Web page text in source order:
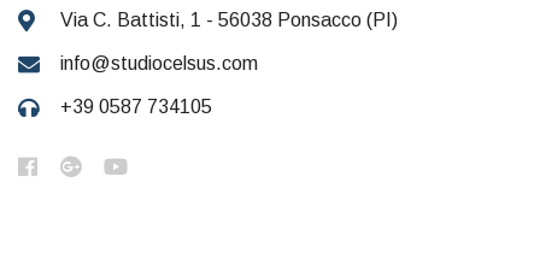
Via C. Battisti, 1 - 56038 Ponsacco (PI)
info@studiocelsus.com
+39 0587 734105